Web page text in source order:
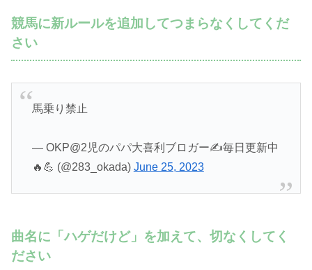
競馬に新ルールを追加してつまらなくしてくだ
さい
馬乗り禁止
— OKP@2児のパパ大喜利ブロガー✍️毎日更新中
🔥💪 (@283_okada) June 25, 2023
曲名に「ハゲだけど」を加えて、切なくしてく
ださい